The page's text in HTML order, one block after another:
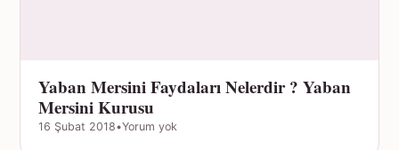
Yaban Mersini Faydaları Nelerdir ? Yaban
Mersini Kurusu
16 Şubat 2018•Yorum yok